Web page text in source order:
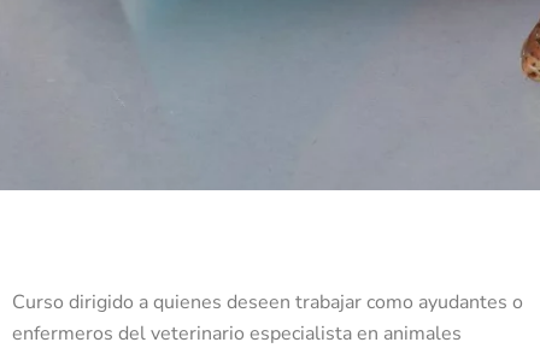
Curso dirigido a quienes deseen trabajar como ayudantes o
enfermeros del veterinario especialista en animales